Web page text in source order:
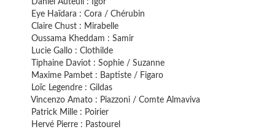
Daniel Auteuil : Igor
Eye Haïdara : Cora / Chérubin
Claire Chust : Mirabelle
Oussama Kheddam : Samir
Lucie Gallo : Clothilde
Tiphaine Daviot : Sophie / Suzanne
Maxime Pambet : Baptiste / Figaro
Loïc Legendre : Gildas
Vincenzo Amato : Piazzoni / Comte Almaviva
Patrick Mille : Poirier
Hervé Pierre : Pastourel